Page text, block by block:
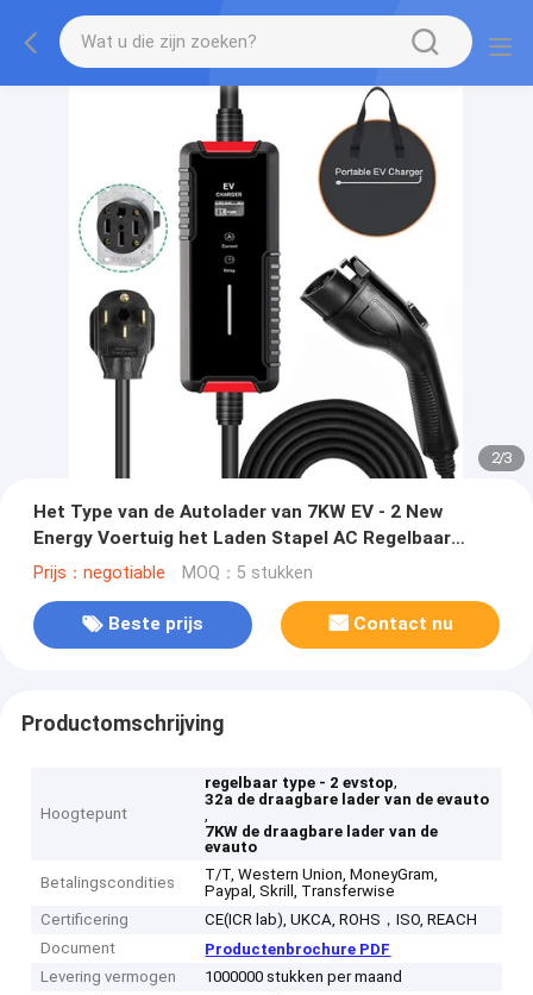
2/3
Het Type van de Autolader van 7KW EV - 2 New
Energy Voertuig het Laden Stapel AC Regelbaar
Huisgebruik
Prijs：negotiable MOQ：5 stukken
Beste prijs Contact nu
Productomschrijving
Hoogtepunt
regelbaar type - 2 evstop,
32a de draagbare lader van de evauto
,
7KW de draagbare lader van de
evauto
Betalingscondities
T/T, Western Union, MoneyGram,
Paypal, Skrill, Transferwise
Certificering
CE(ICR lab), UKCA, ROHS，ISO, REACH
Document
Productenbrochure PDF
Levering vermogen
1000000 stukken per maand